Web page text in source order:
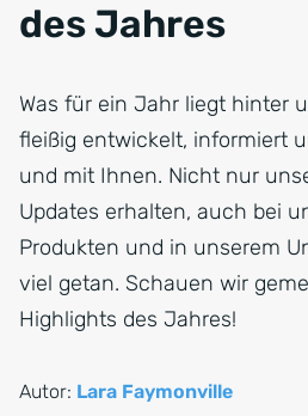
des Jahres
Was für ein Jahr liegt hinter
fleißig entwickelt, informiert
und mit Ihnen. Nicht nur
Updates erhalten, auch bei
Produkten und in unserem
viel getan. Schauen wir
Highlights des Jahres!
Autor: Lara Faymonville